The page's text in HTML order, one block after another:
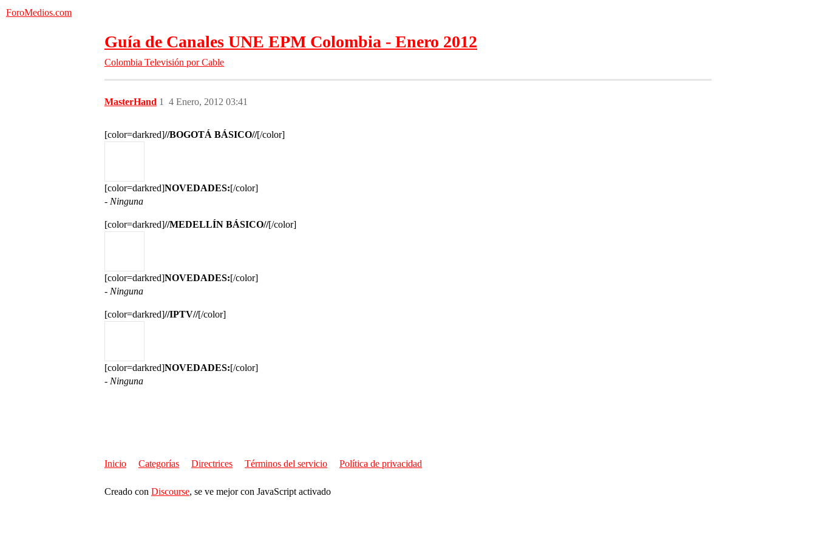
ForoMedios.com
Guía de Canales UNE EPM Colombia - Enero 2012
Colombia Televisión por Cable
MasterHand 4 Enero, 2012 03:41
1
[color=darkred]//BOGOTÁ BÁSICO//[/color]
[color=darkred]NOVEDADES:[/color]
- Ninguna
[color=darkred]//MEDELLÍN BÁSICO//[/color]
[color=darkred]NOVEDADES:[/color]
- Ninguna
[color=darkred]//IPTV//[/color]
[color=darkred]NOVEDADES:[/color]
- Ninguna
Inicio Categorías Directrices Términos del servicio Política de privacidad
Creado con Discourse, se ve mejor con JavaScript activado